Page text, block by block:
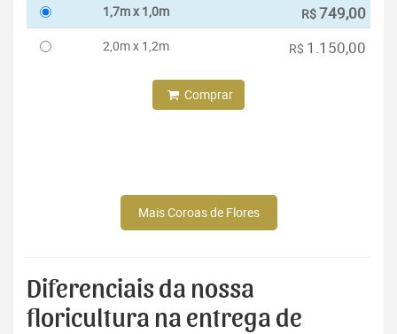
1,7m x 1,0m R$749,00
2,0m x 1,2m R$ 1.150,00
Comprar
Mais Coroas de Flores
Diferenciais da nossa
floricultura na entrega de